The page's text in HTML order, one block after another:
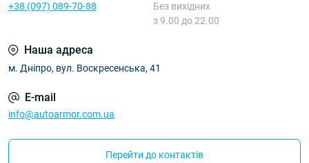
+38 (097) 089-70-88
Без вихідних
з 9.00 до 22.00
Наша адреса
м. Дніпро, вул. Воскресенська, 41
E-mail
info@autoarmor.com.ua
Перейти до контактів